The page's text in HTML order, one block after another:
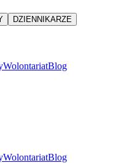
DZIENNIKARZE
WolontariatBlog
WolontariatBlog